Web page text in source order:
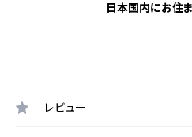
日本国内にお住
レビュー